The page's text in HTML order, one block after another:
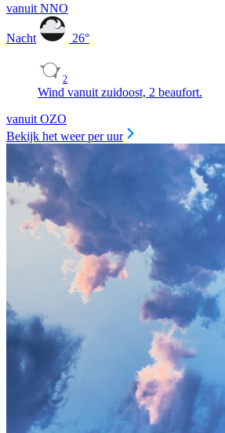
vanuit NNO
Nacht 26°
2
Wind vanuit zuidoost, 2 beaufort.
vanuit OZO
Bekijk het weer per uur